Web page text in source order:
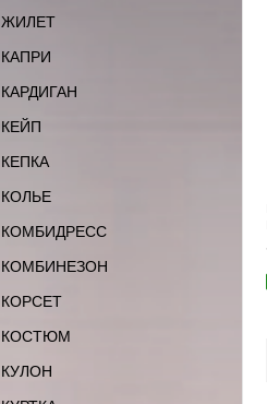
ЖИЛЕТ
КАПРИ
КАРДИГАН
КЕЙП
КЕПКА
КОЛЬЕ
КОМБИДРЕСС
КОМБИНЕЗОН
КОРСЕТ
КОСТЮМ
КУЛОН